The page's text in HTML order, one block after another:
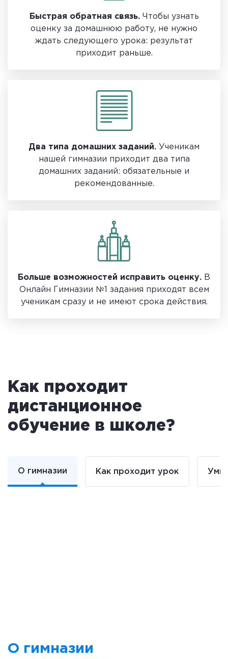
Быстрая обратная связь. Чтобы узнать
оценку за домашнюю работу, не нужно
ждать следующего урока: результат
приходит раньше.
Два типа домашних заданий. Ученикам
нашей гимназии приходит два типа
домашних заданий: обязательные и
рекомендованные.
Больше возможностей исправить оценку. В
Онлайн Гимназии №1 задания приходят всем
ученикам сразу и не имеют срока действия.
Как проходит
дистанционное
обучение в школе?
О гимназии Как проходит урок
О гимназии